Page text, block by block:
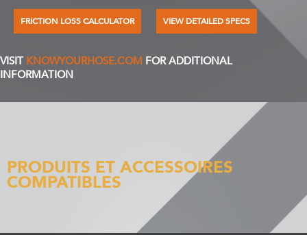
FRICTION LOSS CALCULATOR VIEW DETAILED SPECS
VISIT KNOWYOURHOSE.COM FOR ADDITIONAL
INFORMATION
PRODUITS ET ACCESSOIRES
COMPATIBLES